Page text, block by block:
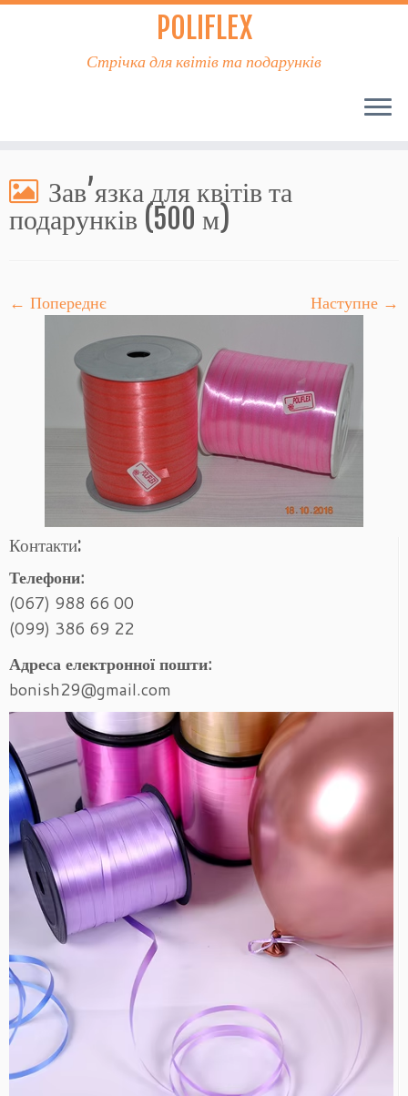
POLIFLEX
Стрічка для квітів та подарунків
Зав’язка для квітів та
подарунків (500 м)
← Попереднє Наступне →
Контакти:
Телефони:
(067) 988 66 00
(099) 386 69 22
Адреса електронної пошти:
bonish29@gmail.com